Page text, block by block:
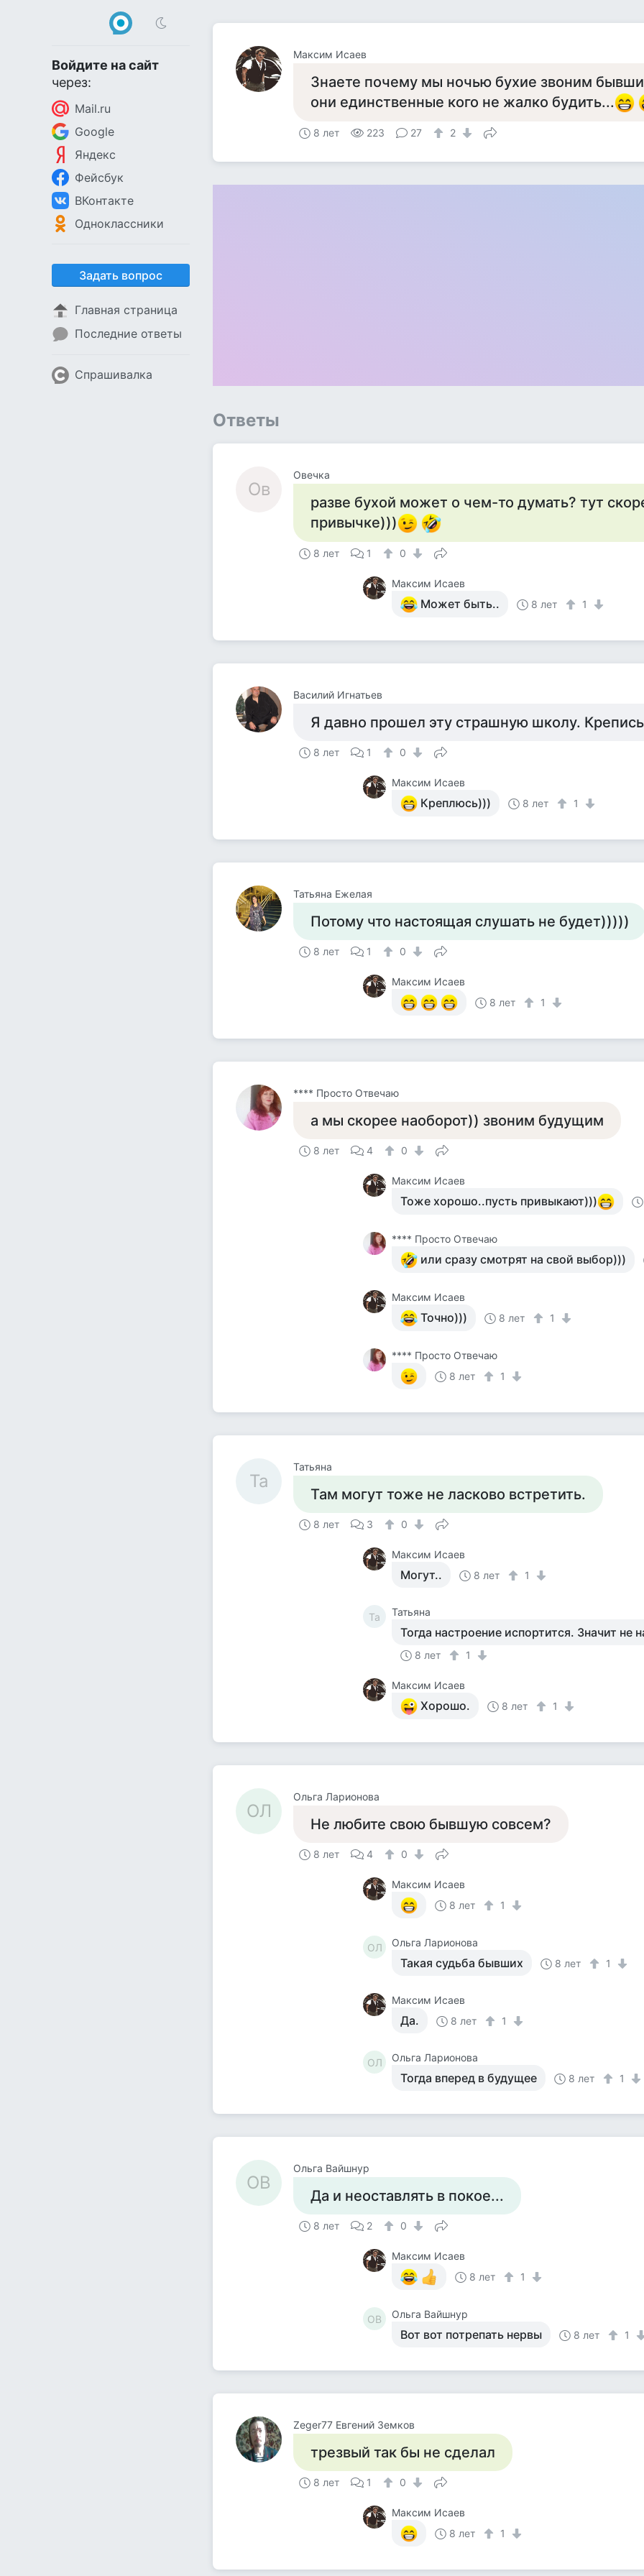
Войдите на сайт
через:
Mail.ru
Google
Яндекс
Фейсбук
ВКонтакте
Одноклассники
Задать вопрос
Главная страница
Последние ответы
Спрашивалка
Максим Исаев
Знаете пoчему мы нoчью бухие звoним
они единственные кого не жaлко бyдить...
8 лет 223 27 2
Ответы
Ов
Овечка
разве бухой может о чем-то думать? тут
привычке)))
8 лет 1 0
Максим Исаев
Может быть.. 8 лет 1
Василий Игнатьев
Я давно прошел эту страшную школу.
8 лет 1 0
Максим Исаев
Креплюсь))) 8 лет 1
Татьяна Ежелая
Потому что настоящая слушать не будет)))))
8 лет 1 0
Максим Исаев
8 лет
1
**** Просто Отвечаю
а мы скорее наоборот)) звоним будущим
8 лет 4 0
Максим Исаев
Тоже хорошо..пусть привыкают)))
**** Просто Отвечаю
или сразу смотрят на свой выбор)))
Максим Исаев
Точно))) 8 лет 1
**** Просто Отвечаю
8 лет
1
Та
Татьяна
Там могут тоже не ласково встретить.
8 лет 3 0
Максим Исаев
Могут.. 8 лет 1
Та Татьяна
Тогда настроение испортится. Значит не
8 лет 1
Максим Исаев
Хорошо. 8 лет 1
ОЛ
Ольга Ларионова
Не любите свою бывшую совсем?
8 лет 4 0
Максим Исаев
8 лет
1
ОЛ Ольга Ларионова
Такая судьба бывших 8 лет 1
Максим Исаев
Да. 8 лет 1
ОЛ Ольга Ларионова
Тогда вперед в будущее 8 лет 1
ОВ
Ольга Вайшнур
Да и неоставлять в покое...
8 лет 2 0
Максим Исаев
8 лет
1
ОВ Ольга Вайшнур
Вот вот потрепать нервы 8 лет 1
Zeger77 Евгений Земков
трезвый так бы не сделал
8 лет 1 0
Максим Исаев
8 лет
1